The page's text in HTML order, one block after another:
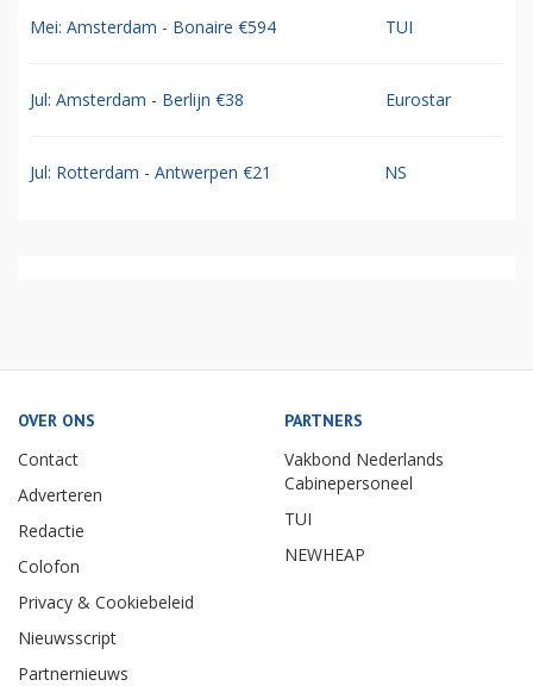
Mei: Amsterdam - Bonaire €594 TUI
Jul: Amsterdam - Berlijn €38 Eurostar
Jul: Rotterdam - Antwerpen €21 NS
OVER ONS
Contact
Adverteren
Redactie
Colofon
Privacy & Cookiebeleid
Nieuwsscript
Partnernieuws
PARTNERS
Vakbond Nederlands
Cabinepersoneel
TUI
NEWHEAP